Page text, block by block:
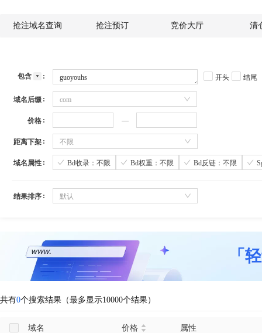
抢注域名查询 抢注预订 竞价大厅 清
包含 开头 结尾
域名后缀 com
价格
距离下架 不限
域名属性 Bd收录：不限 Bd权重：不限 Bd反链：不限
结果排序 默认
「
共有0个搜索结果（最多显示10000个结果）
域名 价格 属性